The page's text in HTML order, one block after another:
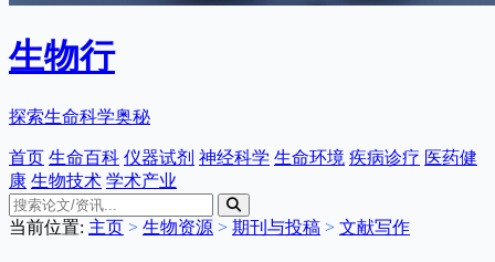
生物行
探索生命科学奥秘
首页 生命百科 仪器试剂 神经科学 生命环境 疾病诊疗 医药健
康 生物技术 学术产业
当前位置: 主页 > 生物资源 > 期刊与投稿 > 文献写作